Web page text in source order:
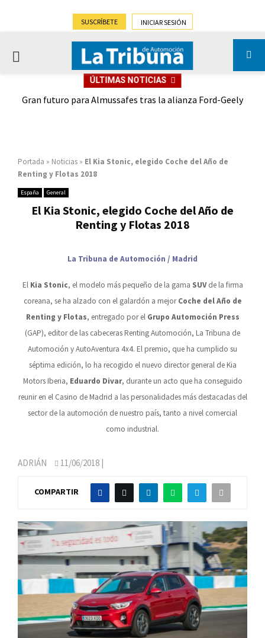
SUSCRÍBETE INICIAR SESIÓN
PRIMARY
ÚLTIMAS NOTICIAS
Gran futuro para Almussafes tras la alianza Ford-Geely
Portada » Noticias » El Kia Stonic, elegido Coche del Año de
Renting y Flotas 2018
España General
El Kia Stonic, elegido Coche del Año de
Renting y Flotas 2018
La Tribuna de Automoción / Madrid
El Kia Stonic, el modelo más pequeño de la gama SUVde la firma
coreana, se ha alzado con el galardón a mejorCoche del Año de
Renting y Flotas, entregado por el Grupo Automoción Press
(GAP), editor de las cabeceras Renting Automoción, La Tribuna de
Automoción y AutoAventura 4x4. El premio, que ha cumplido su
séptima edición, lo ha recogido el nuevo director general de Kia
Motors Iberia, Eduardo Divar, durante un acto que ha conseguido
reuniren el Casino de Madrid a las personalidades más destacadas del
sector de la automoción de nuestro país, tanto a nivel comercial
como industrial.
ADRIÁN 11/06/2018 |
COMPARTIR